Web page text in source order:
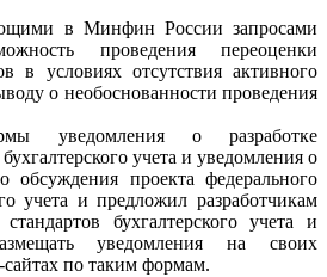
в Минфин России запросами
проведения переоценки
в условиях отсутствия активного
о необоснованности проведения
уведомления о разработке
учета и уведомления о
обсуждения проекта федерального
учета и предложил разработчикам
бухгалтерского учета и
уведомления на своих
по таким формам.